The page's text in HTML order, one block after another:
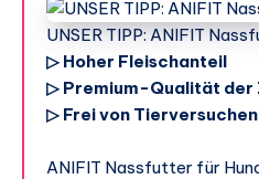
UNSER TIPP: ANIFIT
▷ Hoher Fleischanteil
▷ Premium-Qualität der
▷ Frei von Tierversuchen
ANIFIT Nassfutter für